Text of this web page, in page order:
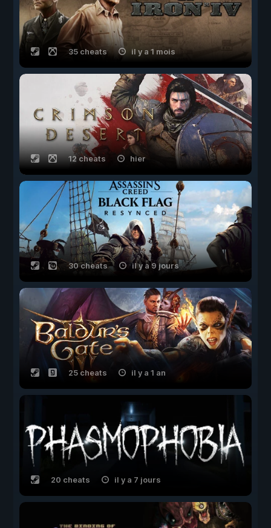
35 cheats il y a 1 mois
12 cheats hier
30 cheats il y a 9 jours
25 cheats il y a 1 an
20 cheats il y a 7 jours